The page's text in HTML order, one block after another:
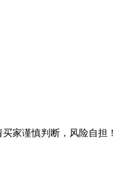
家谨慎判断，风险自担！